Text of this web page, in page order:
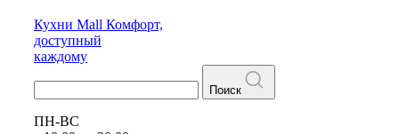
Кухни Mall Комфорт,
доступный
каждому
Поиск
ПН-ВС